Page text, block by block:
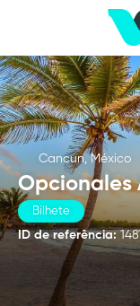
Cancun, México
Opcionales
Bilhete
ID de referência: